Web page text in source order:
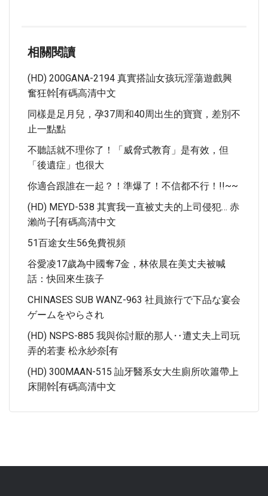
相關閱讀
(HD) 200GANA-2194 真實搭訕女孩玩淫蕩遊戲興
奮狂幹[有碼高清中文
同樣是足月兒，孕37周和40周出生的寶寶，差別不
止一點點
不聽話就不理你了！「威脅式教育」是有效，但
「後遺症」也很大
你適合跟誰在一起？！準爆了！不信都不行！!!~~
(HD) MEYD-538 其實我一直被丈夫的上司侵犯… 赤
瀨尚子[有碼高清中文
51百途女生56免費視頻
谷愛凌17歲為中國奪7金，林依晨在美丈夫被喊
話：快回來生孩子
CHINASES SUB WANZ-963 社員旅行で下品な宴会
ゲームをやらされ
(HD) NSPS-885 我與你討厭的那人‥遭丈夫上司玩
弄的若妻 松永紗奈[有
(HD) 300MAAN-515 訕牙醫系女大生廁所吹簫帶上
床開幹[有碼高清中文